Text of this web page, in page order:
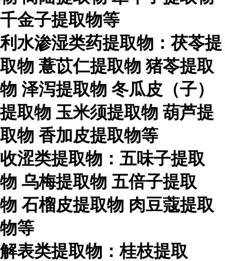
千金子提取物等
利水渗湿类药提取物：茯苓提
取物 薏苡仁提取物 猪苓提取
物 泽泻提取物 冬瓜皮（子）
提取物 玉米须提取物 葫芦提
取物 香加皮提取物等
收涩类提取物：五味子提取
物 乌梅提取物 五倍子提取
物 石榴皮提取物 肉豆蔻提取
物等
解表类提取物：桂枝提取